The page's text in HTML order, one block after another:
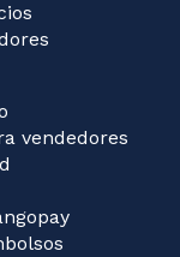
vendedores